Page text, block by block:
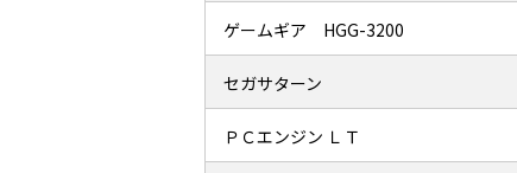
ゲームギア HGG-3200
セガサターン
ＰＣエンジン ＬＴ